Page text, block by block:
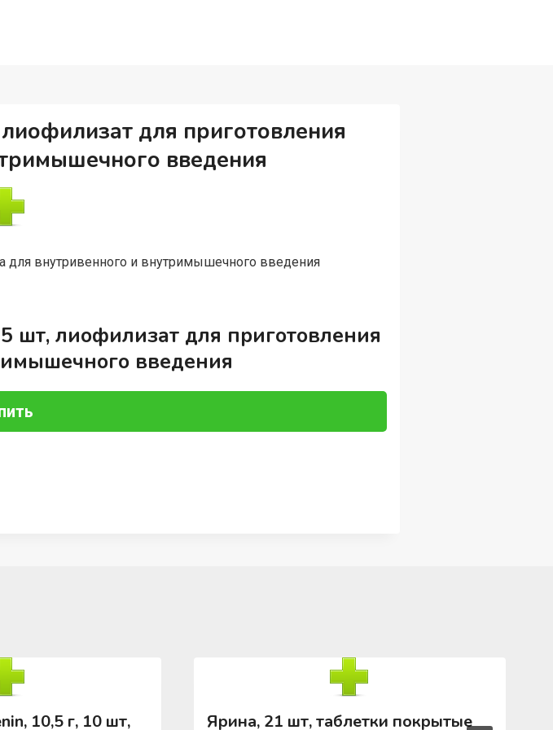
для приготовления
введения
для внутривенного и внутримышечного введения
шт, лиофилизат для приготовления
введения
10,5 г, 10 шт, Ярина, 21 шт, таблетки покрытые